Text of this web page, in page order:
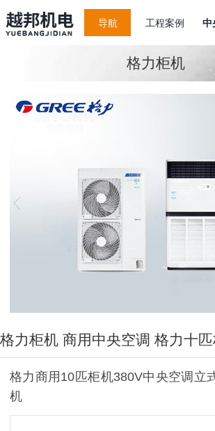
导航 工程案例 中
格力柜机
格力商用10匹柜机380V中央空调立
机